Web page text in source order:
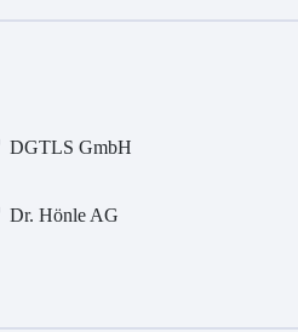
DGTLS GmbH
Dr. Hönle AG